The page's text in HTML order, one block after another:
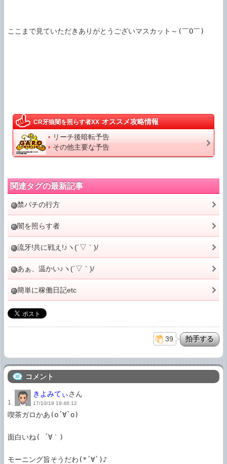
ここまで見ていただきありがとうございマスカット～(￣O￣)
CR牙狼闇を照らす者XX オススメ攻略情報
リーチ後暗転予告
その他主要な予告
関連タグの最新記事
禁パチの行方
闇を照らす者
流牙!共に戦え!♪ヽ(´▽｀)/
あぁ、温かい♪ヽ(´▽｀)/
簡単に稼働日記etc
39
コメント
1.
きよみてぃさん
17/10/19 19:46:12
喫茶ガロかあ(о´∀`о)
面白いね( ´∀｀)
モーニング旨そうだわ(*´∀`)♪